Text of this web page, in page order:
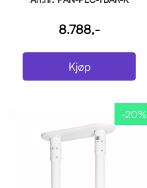
8.788,-
Kjøp
-20%